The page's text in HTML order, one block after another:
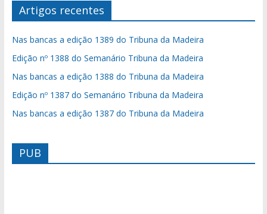
Artigos recentes
Nas bancas a edição 1389 do Tribuna da Madeira
Edição nº 1388 do Semanário Tribuna da Madeira
Nas bancas a edição 1388 do Tribuna da Madeira
Edição nº 1387 do Semanário Tribuna da Madeira
Nas bancas a edição 1387 do Tribuna da Madeira
PUB